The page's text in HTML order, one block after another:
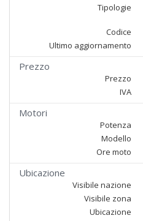
Tipologie
Codice
Ultimo aggiornamento
Prezzo
Prezzo
IVA
Motori
Potenza
Modello
Ore moto
Ubicazione
Visibile nazione
Visibile zona
Ubicazione